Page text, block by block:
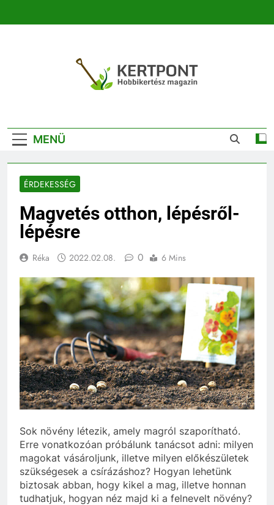
Kertészeti
Magazin |
Növénykereső És
Növényhatározó
MENÜ
ÉRDEKESSÉG
Magvetés otthon, lépésről-
lépésre
Réka 2022.02.08. 0 6 Mins
Sok növény létezik, amely magról szaporítható.
Erre vonatkozóan próbálunk tanácsot adni: milyen
magokat vásároljunk, illetve milyen előkészületek
szükségesek a csírázáshoz? Hogyan lehetünk
biztosak abban, hogy kikel a mag, illetve honnan
tudhatjuk, hogyan néz majd ki a felnevelt növény?